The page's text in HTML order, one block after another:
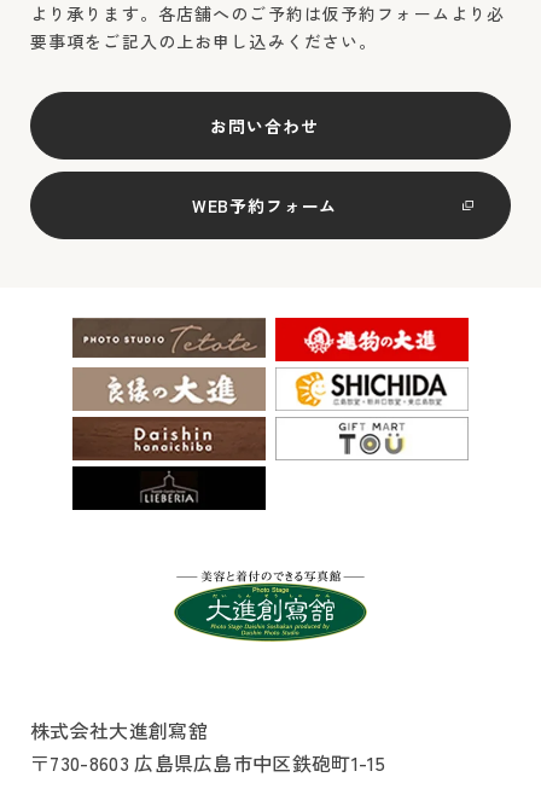
より承ります。各店舗へのご予約は仮予約フォームより必
要事項をご記入の上お申し込みください。
お問い合わせ
WEB予約フォーム
株式会社大進創寫舘
〒730-8603 広島県広島市中区鉄砲町1-15